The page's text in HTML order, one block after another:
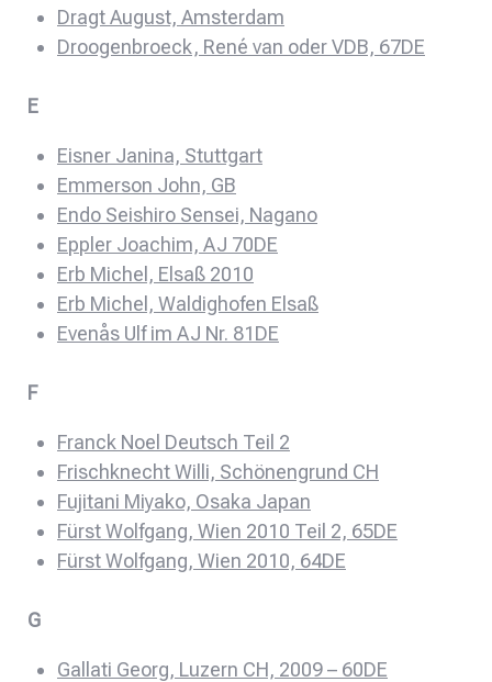
Dragt August, Amsterdam
Droogenbroeck, René van oder VDB, 67DE
E
Eisner Janina, Stuttgart
Emmerson John, GB
Endo Seishiro Sensei, Nagano
Eppler Joachim, AJ 70DE
Erb Michel, Elsaß 2010
Erb Michel, Waldighofen Elsaß
Evenås Ulf im AJ Nr. 81DE
F
Franck Noel Deutsch Teil 2
Frischknecht Willi, Schönengrund CH
Fujitani Miyako, Osaka Japan
Fürst Wolfgang, Wien 2010 Teil 2, 65DE
Fürst Wolfgang, Wien 2010, 64DE
G
Gallati Georg, Luzern CH, 2009 – 60DE